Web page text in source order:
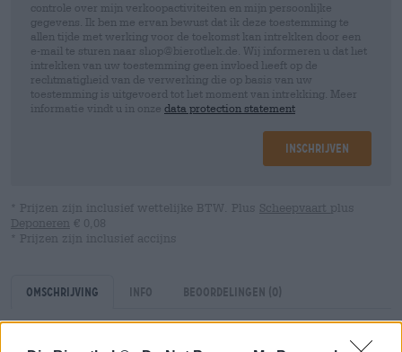
controle over mijn verkoopactiviteiten en mijn persoonlijke
gegevens. Ik ben me ervan bewust dat ik deze toestemming te
allen tijde met werking voor de toekomst kan intrekken door een
e-mail te sturen naar shop@bierothek.de. Wij informeren u dat het
intrekken van uw toestemming geen invloed heeft op de
rechtmatigheid van de verwerking die op basis van uw
toestemming is uitgevoerd tot het moment van intrekking. Meer
informatie vindt u in onze data protection statement
Inschrijven
* Prijzen zijn inclusief wettelijke BTW. Plus Scheepvaart plus
Deponeren € 0,08
* Prijzen zijn inclusief accijns
Omschrijving Info Beoordelingen (0)